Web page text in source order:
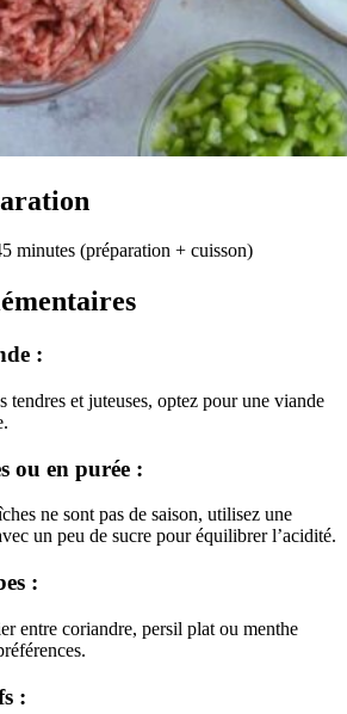
minutes (préparation + cuisson)
:
tendres et juteuses, optez pour une viande
ou en purée :
ne sont pas de saison, utilisez une
un peu de sucre pour équilibrer l’acidité.
:
entre coriandre, persil plat ou menthe
: